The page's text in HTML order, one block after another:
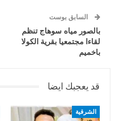
السابق بوست
بالصور مياه سوهاج تنظم
لقاءا مجتمعيا بقرية الكولا
باخميم
قد يعجبك ايضا
الشرقية